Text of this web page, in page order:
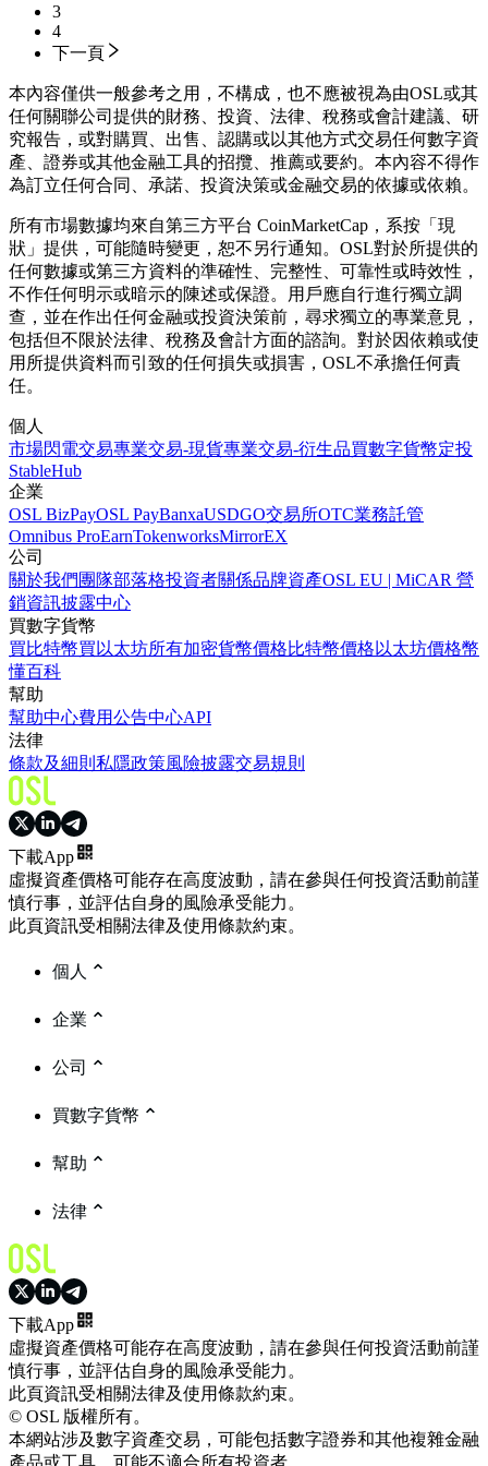
3
4
下一頁
本內容僅供一般參考之用，不構成，也不應被視為由OSL或其
任何關聯公司提供的財務、投資、法律、稅務或會計建議、研
究報告，或對購買、出售、認購或以其他方式交易任何數字資
產、證券或其他金融工具的招攬、推薦或要約。本內容不得作
為訂立任何合同、承諾、投資決策或金融交易的依據或依賴。
所有市場數據均來自第三方平台 CoinMarketCap，系按「現
狀」提供，可能隨時變更，恕不另行通知。OSL對於所提供的
任何數據或第三方資料的準確性、完整性、可靠性或時效性，
不作任何明示或暗示的陳述或保證。用戶應自行進行獨立調
查，並在作出任何金融或投資決策前，尋求獨立的專業意見，
包括但不限於法律、稅務及會計方面的諮詢。對於因依賴或使
用所提供資料而引致的任何損失或損害，OSL不承擔任何責
任。
個人
市場閃電交易專業交易-現貨專業交易-衍生品買數字貨幣定投
StableHub
企業
OSL BizPayOSL PayBanxaUSDGO交易所OTC業務託管
Omnibus ProEarnTokenworksMirrorEX
公司
關於我們 團隊部落格投資者關係品牌資產OSL EU | MiCAR 營
銷資訊披露中心
買數字貨幣
買比特幣買以太坊所有加密貨幣價格比特幣價格 以太坊價格幣
懂百科
幫助
幫助中心費用公告中心API
法律
條款及細則 私隱政策風險披露交易規則
下載App
虛擬資產價格可能存在高度波動，請在參與任何投資活動前謹
慎行事，並評估自身的風險承受能力。
此頁資訊受相關法律及使用條款約束。
個人
企業
公司
買數字貨幣
幫助
法律
下載App
虛擬資產價格可能存在高度波動，請在參與任何投資活動前謹
慎行事，並評估自身的風險承受能力。
此頁資訊受相關法律及使用條款約束。
© OSL 版權所有。
本網站涉及數字資產交易，可能包括數字證券和其他複雜金融
產品或工具，可能不適合所有投資者。